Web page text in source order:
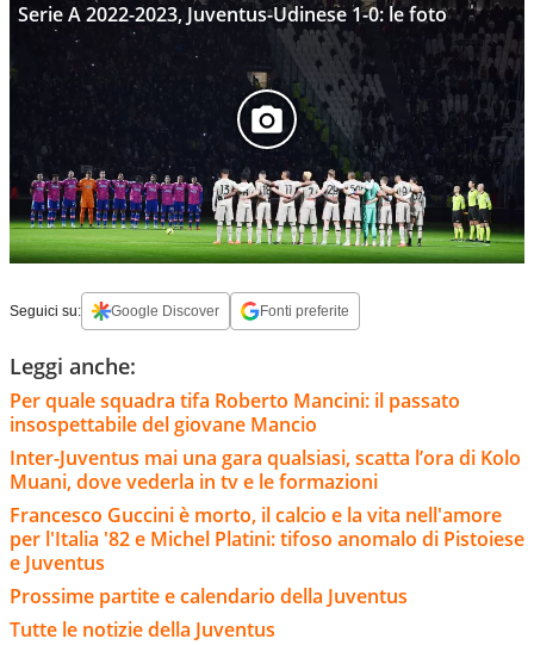
Serie A 2022-2023, Juventus-Udinese 1-0: le foto
Seguici su: Google Discover Fonti preferite
Leggi anche:
Per quale squadra tifa Roberto Mancini: il passato
insospettabile del giovane Mancio
Inter-Juventus mai una gara qualsiasi, scatta l’ora di Kolo
Muani, dove vederla in tv e le formazioni
Francesco Guccini è morto, il calcio e la vita nell'amore
per l'Italia '82 e Michel Platini: tifoso anomalo di Pistoiese
e Juventus
Prossime partite e calendario della Juventus
Tutte le notizie della Juventus